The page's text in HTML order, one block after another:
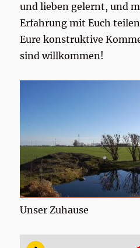
und lieben gelernt, und
Erfahrung mit Euch
Eure konstruktive
sind willkommen!
Unser Zuhause